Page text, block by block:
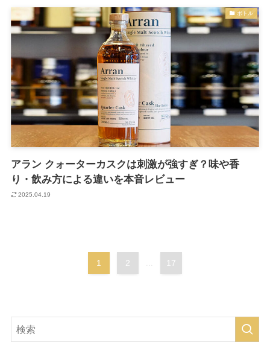
ボトル
アラン クォーターカスクは刺激が強すぎ？味や香
り・飲み方による違いを本音レビュー
2025.04.19
1 2 ... 17